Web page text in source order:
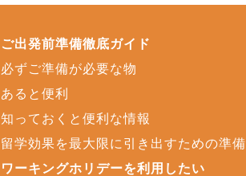
ご出発前準備徹底ガイド
必ずご準備が必要な物
あると便利
知っておくと便利な情報
留学効果を最大限に引き出すための準備
ワーキングホリデーを利用したい